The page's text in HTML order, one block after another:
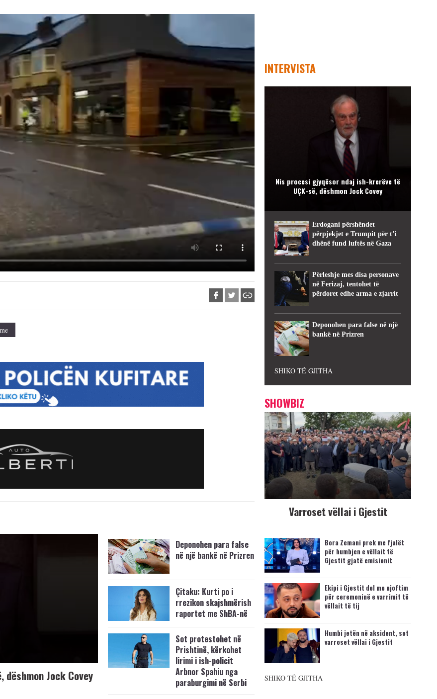
Jock Covey
Deponohen para false
në një bankë në Prizren
Çitaku: Kurti po i
rrezikon skajshmërish
raportet me ShBA-në
Sot protestohet në
Prishtinë, kërkohet
lirimi i ish-policit
Arbnor Spahiu nga
paraburgimi në Serbi
INTERVISTA
Nis procesi gjyqësor ndaj ish-krerëve të
UÇK-së, dëshmon Jock Covey
Erdogani përshëndet
përpjekjet e Trumpit për t’i
dhënë fund luftës në Gaza
Përleshje mes disa personave
në Ferizaj, tentohet të
përdoret edhe arma e zjarrit
Deponohen para false në një
bankë në Prizren
SHIKO TË GJITHA
SHOWBIZ
Varroset vëllai i Gjestit
Bora Zemani prek me fjalët
për humbjen e vëllait të
Gjestit gjatë emisionit
Ekipi i Gjestit del me njoftim
për ceremoninë e varrimit të
vëllait të tij
Humbi jetën në aksident, sot
varroset vëllai i Gjestit
SHIKO TË GJITHA